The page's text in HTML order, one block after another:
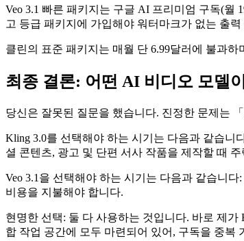
Veo 3.1 빠른 패키지는 구글 AI 프리미엄 구독(월
고 등급 패키지에 가입해야 워터마크가 없는 출
클린의 표준 패키지는 매월 단 6.99달러에 불과
최종 결론: 어떤 AI 비디오 모델
당신은 잘못된 질문을 했습니다. 진정한 문제는
Kling 3.0를 선택해야 하는 시기는 다음과 같습니
셜 콘텐츠, 광고 및 단편 서사 작품을 제작할 때
Veo 3.1을 선택해야 하는 시기는 다음과 같습니
비용을 지불해야 합니다.
현명한 선택: 둘 다 사용하는 것입니다. 바로 제
합 작업 공간에 모두 마련되어 있어, 구독을 중복